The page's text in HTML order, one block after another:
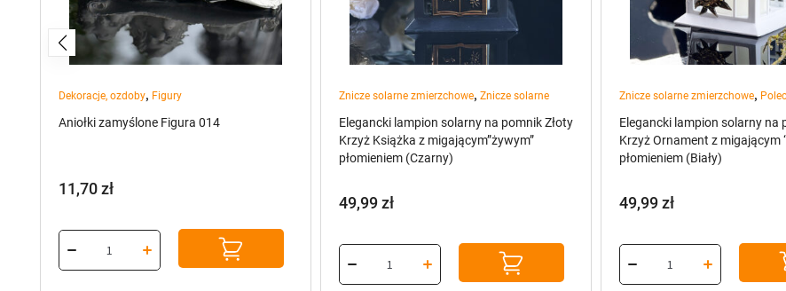
Dekoracje, ozdoby, Figury
Aniołki zamyślone Figura 014
11,70zł
Znicze solarne zmierzchowe, Znicze solarne
Elegancki lampion solarny na pomnik Złoty
Krzyż Książka z migającym”żywym”
płomieniem (Czarny)
49,99zł
Znicze solarne zmierzchowe,
Elegancki lampion solarny na
Krzyż Ornament z migającym
płomieniem (Biały)
49,99zł